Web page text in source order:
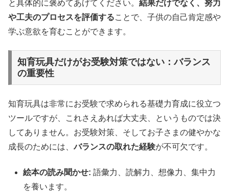
と具体的に褒めてあげてください。 結果だけでなく、努力
や工夫のプロセスを評価することで、子供の自己肯定感や
学ぶ意欲を育むことができます。
知育玩具だけがお受験対策ではない：バランス
の重要性
知育玩具は非常にお受験で求められる基礎力育成に役立つ
ツールですが、これさえあれば大丈夫、というものでは決
してありません。お受験対策、そしてお子さまの健やかな
成長のためには、バランスの取れた経験が不可欠です。
絵本の読み聞かせ: 語彙力、読解力、想像力、集中力
を養います。